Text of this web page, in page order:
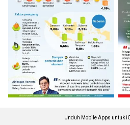
Unduh Mobile Apps untuk